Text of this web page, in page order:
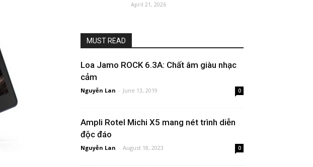
April 21, 2026
MUST READ
Loa Jamo ROCK 6.3A: Chất âm giàu nhạc
cảm
Nguyễn Lan - June 13, 2019 0
Ampli Rotel Michi X5 mang nét trình diễn
độc đáo
Nguyễn Lan - August 18, 2023 0